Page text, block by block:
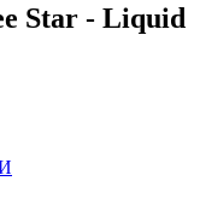
Star - Liquid